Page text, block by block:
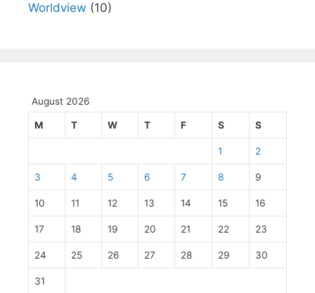
Worldview (10)
August 2026
M T W T F S S
1 2
3 4 5 6 7 8 9
10 11 12 13 14 15 16
17 18 19 20 21 22 23
24 25 26 27 28 29 30
31